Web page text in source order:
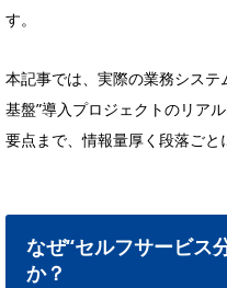
す。
本記事では、実際の業務シス
基盤”導入プロジェクトのリア
要点まで、情報量厚く段落ごと
なぜ“セルフサービス
か？